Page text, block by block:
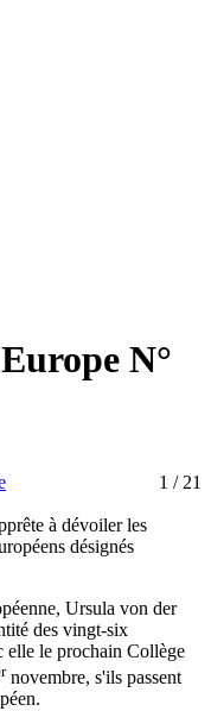
N°
1 / 21
à dévoiler les
désignés
Ursula von der
des vingt-six
elle le prochain Collège
novembre, s'ils passent